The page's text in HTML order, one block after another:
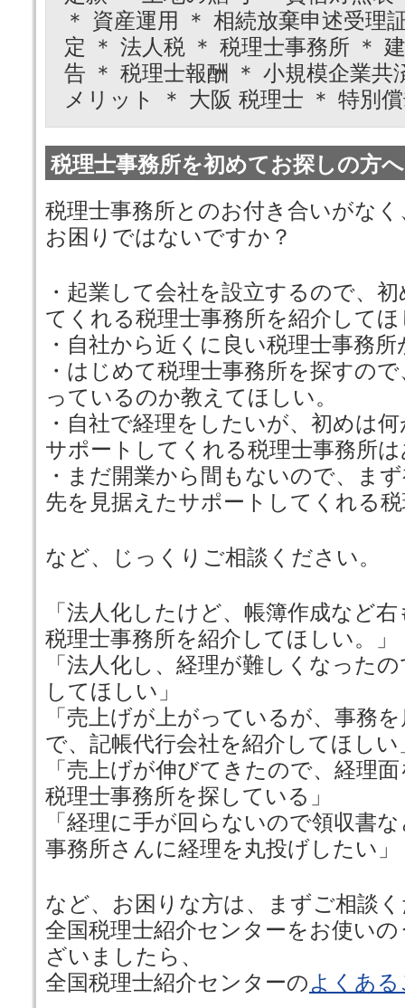
＊ 資産運用 ＊ 相続放棄申述受理
定 ＊ 法人税 ＊ 税理士事務所 ＊
告 ＊ 税理士報酬 ＊ 小規模企業共
メリット ＊ 大阪 税理士 ＊ 特別
税理士事務所を初めてお探しの方へ
税理士事務所とのお付き合いがな
お困りではないですか？
・起業して会社を設立するので、
てくれる税理士事務所を紹介して
・自社から近くに良い税理士事務
・はじめて税理士事務所を探すの
っているのか教えてほしい。
・自社で経理をしたいが、初めは
サポートしてくれる税理士事務所
・まだ開業から間もないので、ま
先を見据えたサポートしてくれる
など、じっくりご相談ください。
「法人化したけど、帳簿作成など
税理士事務所を紹介してほしい。」
「法人化し、経理が難しくなった
してほしい」
「売上げが上がっているが、事務
で、記帳代行会社を紹介してほしい
「売上げが伸びてきたので、経理
税理士事務所を探している」
「経理に手が回らないので領収書
事務所さんに経理を丸投げしたい」
など、お困りな方は、まずご相談
全国税理士紹介センターをお使い
ざいましたら、
全国税理士紹介センターのよくあ